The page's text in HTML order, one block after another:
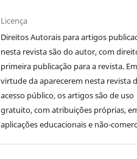
Licença
Direitos Autorais para artigos
nesta revista são do autor, com
primeira publicação para a revista. Em
virtude da aparecerem nesta revista
acesso público, os artigos são de uso
gratuito, com atribuições próprias,
aplicações educacionais e não-